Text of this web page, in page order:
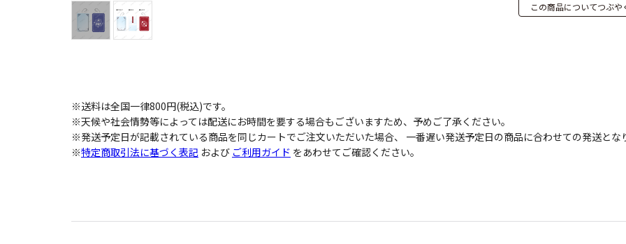
この商品についてつぶや
※送料は全国一律800円(税込)です。
※天候や社会情勢等によっては配送にお時間を要する場合もございますため、予めご了承ください。
※発送予定日が記載されている商品を同じカートでご注文いただいた場合、 一番遅い発送予定日の商品に合わせての発送とな
※特定商取引法に基づく表記 および ご利用ガイド をあわせてご確認ください。